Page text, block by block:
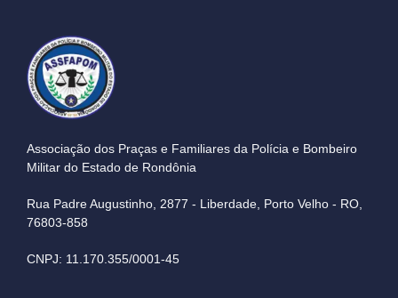
Associação dos Praças e Familiares da Polícia e Bombeiro
Militar do Estado de Rondônia
Rua Padre Augustinho, 2877 - Liberdade, Porto Velho - RO,
76803-858
CNPJ: 11.170.355/0001-45